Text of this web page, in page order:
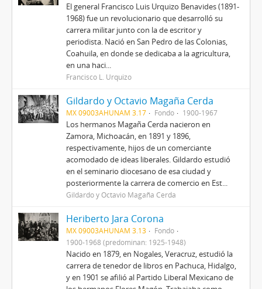
El general Francisco Luis Urquizo Benavides (1891-
1968) fue un revolucionario que desarrolló su
carrera militar junto con la de escritor y
periodista. Nació en San Pedro de las Colonias,
Coahuila, en donde se dedicaba a la agricultura,
en una haci...
Francisco L. Urquizo
Gildardo y Octavio Magaña Cerda
MX 09003AHUNAM 3.17 Fondo 1900-1967
Los hermanos Magaña Cerda nacieron en
Zamora, Michoacán, en 1891 y 1896,
respectivamente, hijos de un comerciante
acomodado de ideas liberales. Gildardo estudió
en el seminario diocesano de esa ciudad y
posteriormente la carrera de comercio en Est...
Gildardo y Octavio Magaña Cerda
Heriberto Jara Corona
MX 09003AHUNAM 3.13
Fondo
1900-1968 (predominan: 1925-1948)
Nacido en 1879, en Nogales, Veracruz, estudió la
carrera de tenedor de libros en Pachuca, Hidalgo,
y en 1901 se afilió al Partido Liberal Mexicano de